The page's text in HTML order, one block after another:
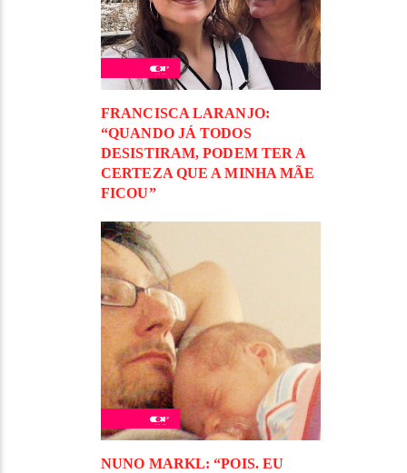
FRANCISCA LARANJO:
“QUANDO JÁ TODOS
DESISTIRAM, PODEM TER A
CERTEZA QUE A MINHA MÃE
FICOU”
NUNO MARKL: “POIS. EU